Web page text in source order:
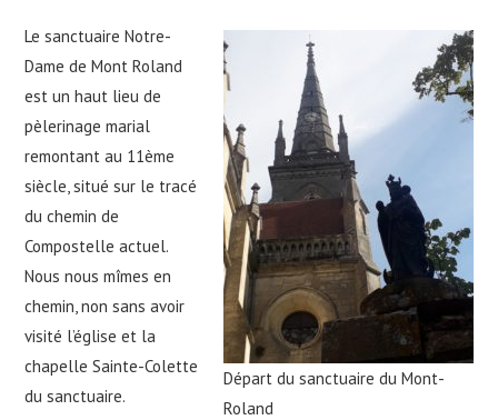
Départ du sanctuaire du Mont-
Roland
Le sanctuaire Notre-
Dame de Mont Roland
est un haut lieu de
pèlerinage marial
remontant au 11ème
siècle, situé sur le tracé
du chemin de
Compostelle actuel.
Nous nous mîmes en
chemin, non sans avoir
visité l’église et la
chapelle Sainte-Colette
du sanctuaire.